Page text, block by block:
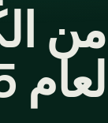
من
لعام 2025